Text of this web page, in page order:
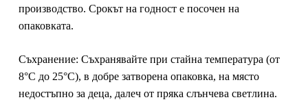
производство. Срокът на годност е посочен на
опаковката.
Съхранение: Съхранявайте при стайна температура (от
8°C до 25°C), в добре затворена опаковка, на място
недостъпно за деца, далеч от пряка слънчева светлина.